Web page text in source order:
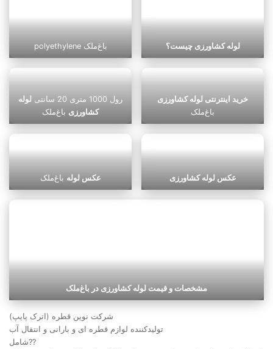
polyethylene باغ‌ملک لوله کشاورزی چیست؟
رول 1000 متری 20 سانتی
لوله
کشاورزی باغ‌ملک
خرید اینترنتی لوله کشاورزی
باغ‌ملک
عکس لوله باغ‌ملک عکس لوله کشاورزی
مشخصات و قیمت لوله کشاورزی در باغ‌ملک
شرکت نوین قطره (اترک پایپ)
تولیدکننده لوازم قطره ای و بارانی و انتقال آب
شامل??